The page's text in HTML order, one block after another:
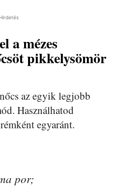
Hirdetés
a mézes
pikkelysömör
az egyik legjobb
Használhatod
egyaránt.
por;